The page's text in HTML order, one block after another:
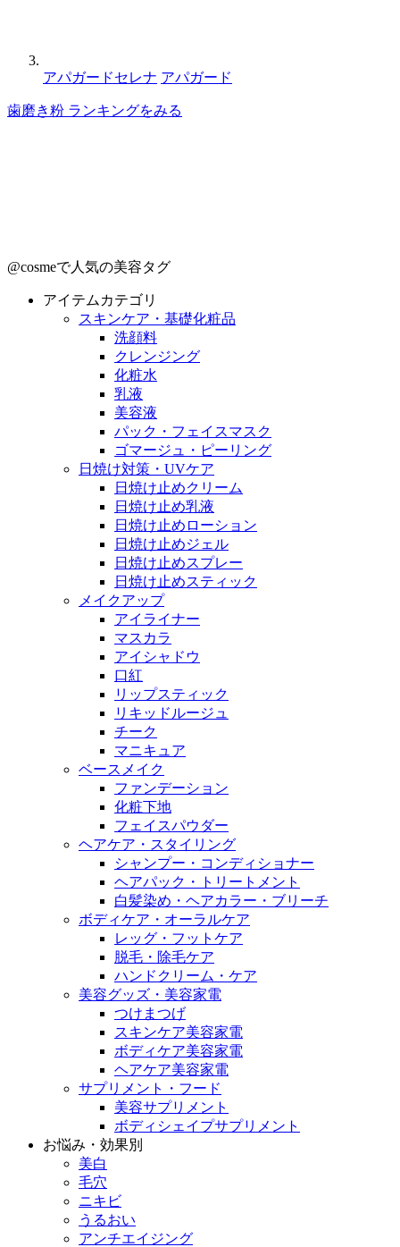
アパガードセレナ アパガード
歯磨き粉 ランキングをみる
@cosmeで人気の美容タグ
アイテムカテゴリ
スキンケア・基礎化粧品
洗顔料
クレンジング
化粧水
乳液
美容液
パック・フェイスマスク
ゴマージュ・ピーリング
日焼け対策・UVケア
日焼け止めクリーム
日焼け止め乳液
日焼け止めローション
日焼け止めジェル
日焼け止めスプレー
日焼け止めスティック
メイクアップ
アイライナー
マスカラ
アイシャドウ
口紅
リップスティック
リキッドルージュ
チーク
マニキュア
ベースメイク
ファンデーション
化粧下地
フェイスパウダー
ヘアケア・スタイリング
シャンプー・コンディショナー
ヘアパック・トリートメント
白髪染め・ヘアカラー・ブリーチ
ボディケア・オーラルケア
レッグ・フットケア
脱毛・除毛ケア
ハンドクリーム・ケア
美容グッズ・美容家電
つけまつげ
スキンケア美容家電
ボディケア美容家電
ヘアケア美容家電
サプリメント・フード
美容サプリメント
ボディシェイプサプリメント
お悩み・効果別
美白
毛穴
ニキビ
うるおい
アンチエイジング